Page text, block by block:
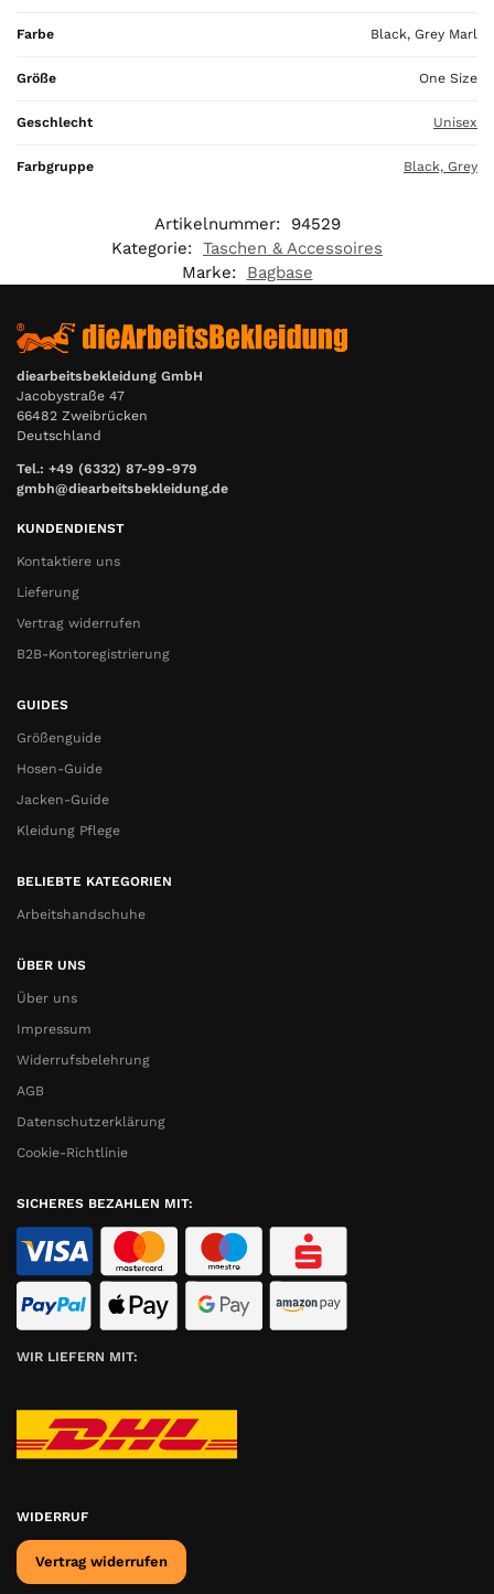
Farbe Black, Grey Marl
Größe One Size
Geschlecht Unisex
Farbgruppe Black, Grey
Artikelnummer:
94529
Kategorie: Taschen & Accessoires
Marke:
Bagbase
diearbeitsbekleidung GmbH
Jacobystraße 47
66482 Zweibrücken
Deutschland
Tel.: +49 (6332) 87-99-979
gmbh@diearbeitsbekleidung.de
KUNDENDIENST
Kontaktiere uns
Lieferung
Vertrag widerrufen
B2B-Kontoregistrierung
GUIDES
Größenguide
Hosen-Guide
Jacken-Guide
Kleidung Pflege
BELIEBTE KATEGORIEN
Arbeitshandschuhe
ÜBER UNS
Über uns
Impressum
Widerrufsbelehrung
AGB
Datenschutzerklärung
Cookie-Richtlinie
SICHERES BEZAHLEN MIT:
WIR LIEFERN MIT:
WIDERRUF
Vertrag widerrufen